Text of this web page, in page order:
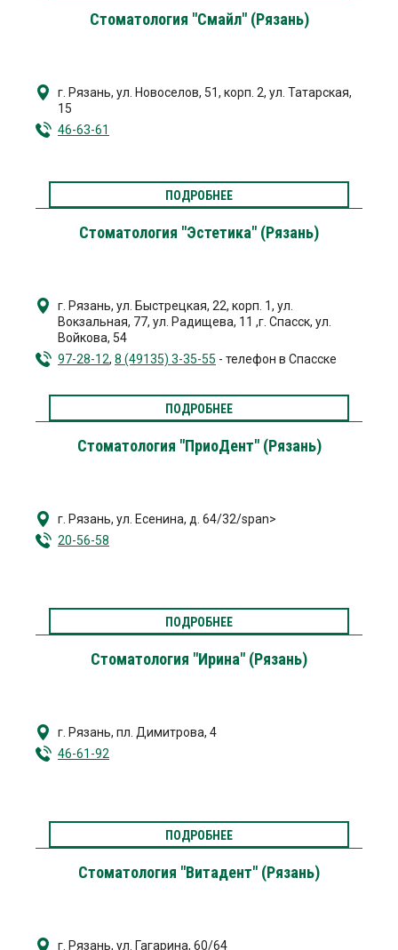
Стоматология "Смайл" (Рязань)
г. Рязань, ул. Новоселов, 51, корп. 2, ул. Татарская,
15
46-63-61
ПОДРОБНЕЕ
Стоматология "Эстетика" (Рязань)
г. Рязань, ул. Быстрецкая, 22, корп. 1, ул.
Вокзальная, 77, ул. Радищева, 11 ,г. Спасск, ул.
Войкова, 54
97-28-12, 8 (49135) 3-35-55 - телефон в Спасске
ПОДРОБНЕЕ
Стоматология "ПриоДент" (Рязань)
г. Рязань, ул. Есенина, д. 64/32/span>
20-56-58
ПОДРОБНЕЕ
Стоматология "Ирина" (Рязань)
г. Рязань, пл. Димитрова, 4
46-61-92
ПОДРОБНЕЕ
Стоматология "Витадент" (Рязань)
г. Рязань, ул. Гагарина, 60/64